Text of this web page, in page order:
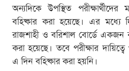
অন্যদিকে উপস্থিত
বহিষ্কার করা হয়েছে। এর
রাজশাহী ও বরিশাল বোর্ডে একজন
করা হয়েছে। তবে পরীক্ষার
এ দিন বহিষ্কার করা হয়নি।